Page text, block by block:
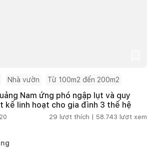
Nhà vườn Từ 100m2 đến 200m2
Nam ứng phó ngập lụt và quy
kế linh hoạt cho gia đình 3 thế hệ
29 lượt thích | 58.743 lượt xem